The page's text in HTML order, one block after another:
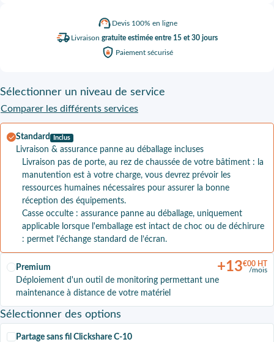
Devis 100% en ligne
Livraison gratuite estimée entre 15 et 30 jours
Paiement sécurisé
Sélectionner un niveau de service
Comparer les différents services
Standard Inclus
Livraison & assurance panne au déballage incluses
Livraison pas de porte, au rez de chaussée de votre bâtiment : la
manutention est à votre charge, vous devrez prévoir les
ressources humaines nécessaires pour assurer la bonne
réception des équipements.
Casse occulte : assurance panne au déballage, uniquement
applicable lorsque l'emballage est intact de choc ou de déchirure
: permet l’échange standard de l’écran.
Premium +13€00 HT
/mois
Déploiement d'un outil de monitoring permettant une
maintenance à distance de votre matériel
Sélectionner des options
Partage sans fil Clickshare C-10